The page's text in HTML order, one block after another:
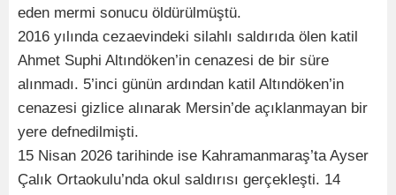
eden mermi sonucu öldürülmüştü.
2016 yılında cezaevindeki silahlı saldırıda ölen katil
Ahmet Suphi Altındöken’in cenazesi de bir süre
alınmadı. 5’inci günün ardından katil Altındöken’in
cenazesi gizlice alınarak Mersin’de açıklanmayan bir
yere defnedilmişti.
15 Nisan 2026 tarihinde ise Kahramanmaraş’ta Ayser
Çalık Ortaokulu’nda okul saldırısı gerçekleşti. 14